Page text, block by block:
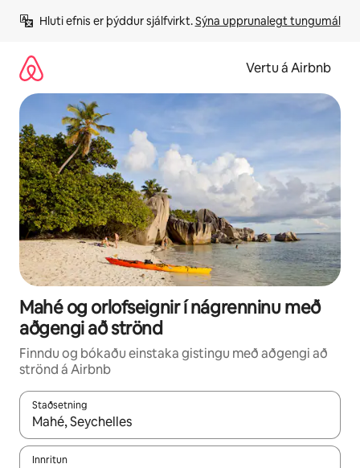
beint
Hluti efnis er þýddur sjálfvirkt. Sýna upprunalegt tungumál
Vertu á Airbnb
Mahé og orlofseignir í nágrenninu með
aðgengi að strönd
Finndu og bókaðu einstaka gistingu með aðgengi að
strönd á Airbnb
Staðsetning
Þegar niðurstöður liggja fyrir skaltu nota upp og niður
Innritun